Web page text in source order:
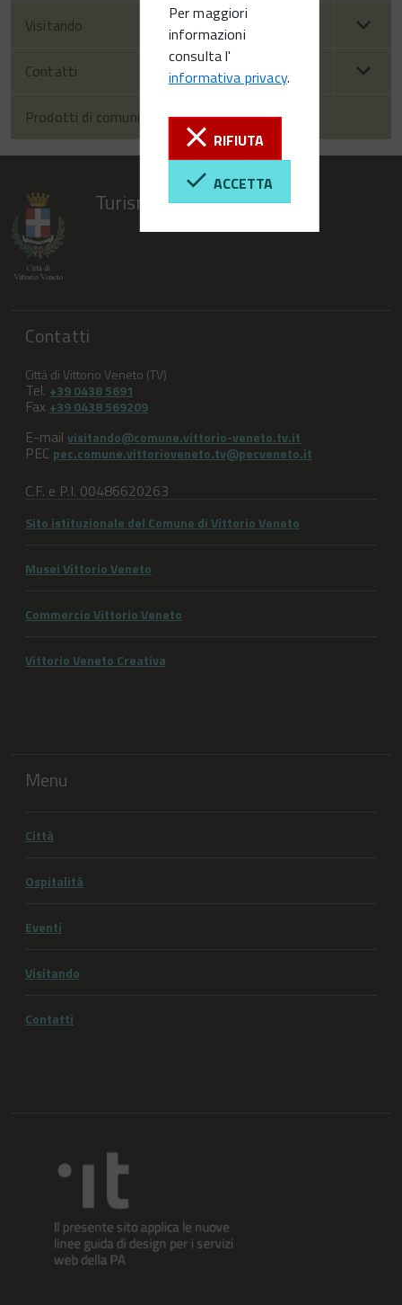
Per maggiori
informazioni
consulta l'
informativa privacy.
RIFIUTA
ACCETTA
Visitando
Contatti
Prodotti di comunicazione
Turismo Vittorio Veneto
Contatti
Città di Vittorio Veneto (TV)
Tel. +39 0438 5691
Fax +39 0438 569209
E-mail visitando@comune.vittorio-veneto.tv.it
PEC pec.comune.vittorioveneto.tv@pecveneto.it
C.F. e P.I. 00486620263
Sito istituzionale del Comune di Vittorio Veneto
Musei Vittorio Veneto
Commercio Vittorio Veneto
Vittorio Veneto Creativa
Menu
Città
Ospitalità
Eventi
Visitando
Contatti